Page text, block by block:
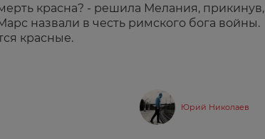
красна? - решила Мелания, прикинув,
назвали в честь римского бога войны.
красные.
Юрий Николаев